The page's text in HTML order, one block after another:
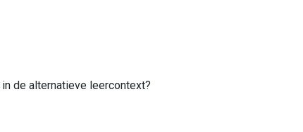
de alternatieve leercontext?